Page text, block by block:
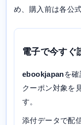
め、購入前は各公
電子で今すぐ
ebookjapanを
クーポン対象を
す。
添付データで配